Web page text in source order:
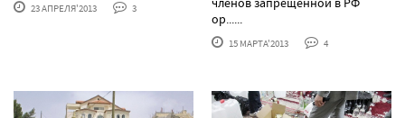
23 АПРЕЛЯ'2013 3
ор......
15 МАРТА'2013 4